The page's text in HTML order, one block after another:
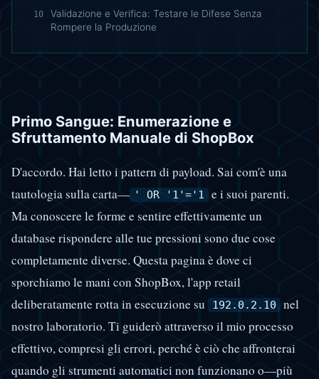
10
Validazione e Verifica: Testare le Difese Senza
Rompere la Produzione
Primo Sangue: Enumerazione e
Sfruttamento Manuale di ShopBox
D'accordo. Hai letto i pattern di payload. Sai com'è una
tautologia sulla carta— ' OR '1'='1 e i suoi parenti.
Ma conoscere le forme e sentire effettivamente un
database rispondere alle tue pressioni sono due cose
completamente diverse. Questa pagina è dove ci
sporchiamo le mani con ShopBox, l'app retail
deliberatamente rotta in esecuzione su 192.0.2.10 nel
nostro laboratorio. Ti guiderò attraverso il mio processo
effettivo, compresi gli errori, perché è ciò che affronterai
quando gli strumenti automatici non funzionano o—più